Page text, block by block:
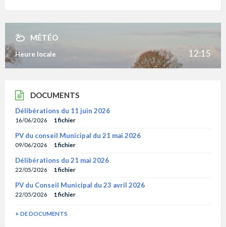
MÉTÉO
Heure locale 12:15
DOCUMENTS
Délibérations du 11 juin 2026
16/06/2026 1 fichier
PV du conseil Municipal du 21 mai 2026
09/06/2026 1 fichier
Délibérations du 21 mai 2026
22/05/2026 1 fichier
PV du Conseil Municipal du 23 avril 2026
22/05/2026 1 fichier
+ DE DOCUMENTS